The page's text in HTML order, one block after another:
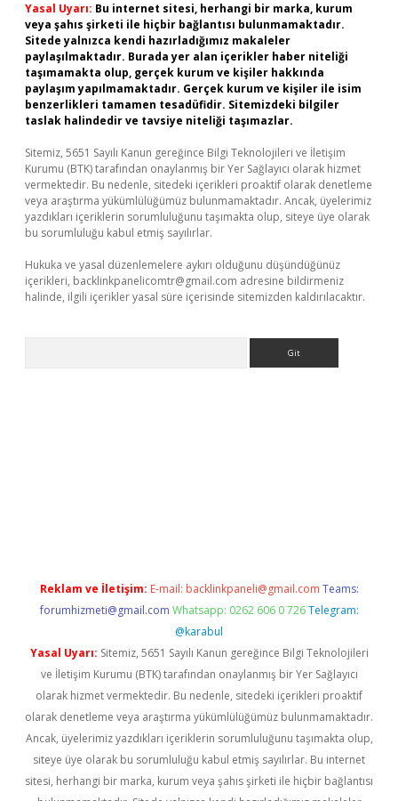
Yasal Uyarı: Bu internet sitesi, herhangi bir marka, kurum
veya şahıs şirketi ile hiçbir bağlantısı bulunmamaktadır.
Sitede yalnızca kendi hazırladığımız makaleler
paylaşılmaktadır. Burada yer alan içerikler haber niteliği
taşımamakta olup, gerçek kurum ve kişiler hakkında
paylaşım yapılmamaktadır. Gerçek kurum ve kişiler ile isim
benzerlikleri tamamen tesadüfidir. Sitemizdeki bilgiler
taslak halindedir ve tavsiye niteliği taşımazlar.
Sitemiz, 5651 Sayılı Kanun gereğince Bilgi Teknolojileri ve İletişim
Kurumu (BTK) tarafından onaylanmış bir Yer Sağlayıcı olarak hizmet
vermektedir. Bu nedenle, sitedeki içerikleri proaktif olarak denetleme
veya araştırma yükümlülüğümüz bulunmamaktadır. Ancak, üyelerimiz
yazdıkları içeriklerin sorumluluğunu taşımakta olup, siteye üye olarak
bu sorumluluğu kabul etmiş sayılırlar.
Hukuka ve yasal düzenlemelere aykırı olduğunu düşündüğünüz
içerikleri, backlinkpanelicomtr@gmail.com adresine bildirmeniz
halinde, ilgili içerikler yasal süre içerisinde sitemizden kaldırılacaktır.
Reklam ve İletişim: E-mail: backlinkpaneli@gmail.com Teams:
forumhizmeti@gmail.com Whatsapp: 0262 606 0 726 Telegram:
@karabul
Yasal Uyarı: Sitemiz, 5651 Sayılı Kanun gereğince Bilgi Teknolojileri
ve İletişim Kurumu (BTK) tarafından onaylanmış bir Yer Sağlayıcı
olarak hizmet vermektedir. Bu nedenle, sitedeki içerikleri proaktif
olarak denetleme veya araştırma yükümlülüğümüz bulunmamaktadır.
Ancak, üyelerimiz yazdıkları içeriklerin sorumluluğunu taşımakta olup,
siteye üye olarak bu sorumluluğu kabul etmiş sayılırlar. Bu internet
sitesi, herhangi bir marka, kurum veya şahıs şirketi ile hiçbir bağlantısı